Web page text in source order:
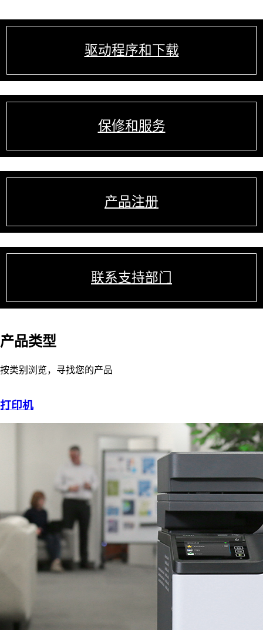
驱动程序和下载
保修和服务
产品注册
联系支持部门
产品类型
按类别浏览，寻找您的产品
打印机